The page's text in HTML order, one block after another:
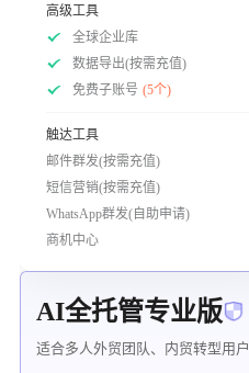
高级工具
全球企业库
数据导出(按需充值)
免费子账号 (5个)
触达工具
邮件群发(按需充值)
短信营销(按需充值)
WhatsApp群发(自助申请)
商机中心
AI全托管专业版
适合多人外贸团队、内贸转型用户